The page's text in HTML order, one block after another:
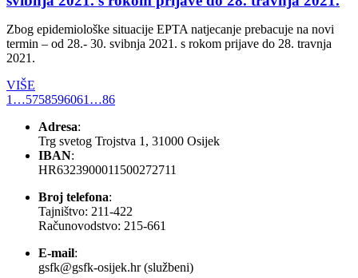
Zbog epidemiološke situacije EPTA natjecanje prebacuje na novi
termin – od 28.- 30. svibnja 2021. s rokom prijave do 28. travnja
2021.
VIŠE
1 …5758596061 …86
Adresa:
Trg svetog Trojstva 1, 31000 Osijek
IBAN:
HR6323900011500272711
Broj telefona:
Tajništvo: 211-422
Računovodstvo: 215-661
E-mail:
gsfk@gsfk-osijek.hr (službeni)